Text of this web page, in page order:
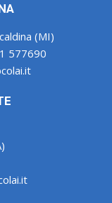
(MI)
577690